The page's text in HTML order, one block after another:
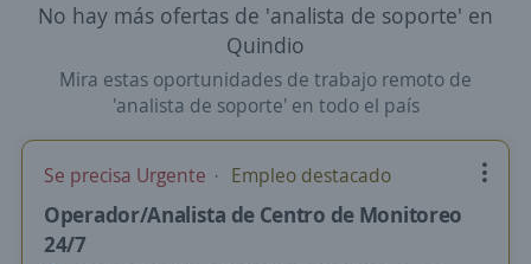
No hay más ofertas de 'analista de soporte' en
Quindio
Mira estas oportunidades de trabajo remoto de
'analista de soporte' en todo el país
Se precisa Urgente Empleo destacado
Operador/Analista de Centro de Monitoreo
24/7